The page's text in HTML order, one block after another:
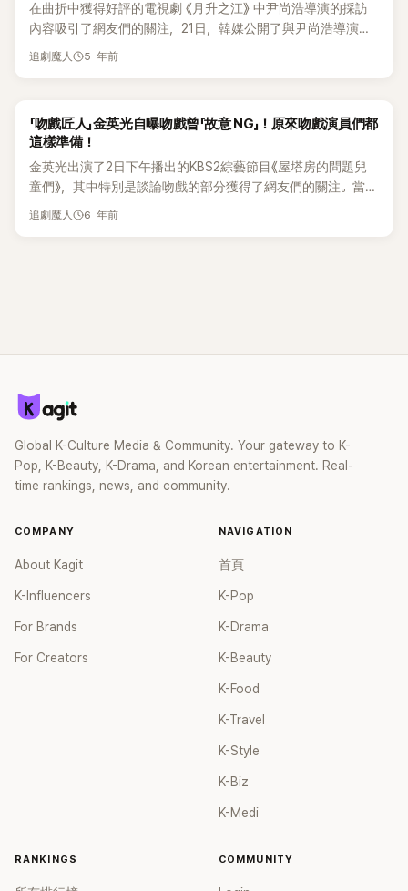
在本月25日播出的最後一集中落下了帷幕，期待兩位演員接下
來的活動啦～！
束腰款 千萬不要覺得自己肚子肉肉太多，選One Piece時就選
寬鬆款，反而會讓你看起來像孕婦，如果有小肚子的女生選
One Piece時反而要選這種束腰款，但記住一定要選高腰，腰
上的短款。如果是高個子女生可以選這種長到腳踝的長度，背
後的蝴蝶結也充滿了少女感。#傘型小洋裝 小隻女生，摩登少
女特別推薦這種傘型的泡泡袖小洋裝，～整體乾淨清純的感
覺，真的就是可可愛愛的小仙女啊（推）！如果想要露出鎖骨
線條，領口處可以選這種正方形的，剛好可以露出鎖骨的小性
找到穿搭靈感了嗎？
在曲折中獲得好評的電視劇 《月升之江》 中尹尚浩導演的採訪
內容吸引了網友們的關注，21日，韓媒公開了與尹尚浩導演的
採訪內容，提到當演員金志洙因校暴爭議下車時，該劇已經完
演表示，他盡最大努力快速應對，在一天內重新選定了演員。
他說：「現在不是什麼都要追究的情況，我很清楚這一點。」尹
尚浩導演對再次拍攝的金所炫演員、爽快地接下角色的羅人友
演員，以及一起拍攝到最後的工作人員們表示感謝。尹導演
說：「把金所炫演員已經拍好的東西和與其他演員重拍、重新編
之情。導演表示：「觀眾們對作品傾注的愛，對於像我們這樣製
爲這部戲奇蹟般地復活了， 是一個比電視劇更像電視劇的過
程， 《月升之江》似乎會成爲最珍貴的作品。」於20日劇終的
KBS月火劇《月升之江》最終以8.3%的收視率落幕，從首播到最
好評。
追劇魔人 5 年前
「吻戲匠人」金英光自曝吻戲曾「故意 NG」！原來吻戲演員們都
這樣準備！
金英光出演了2日下午播出的KBS2綜藝節目《屋塔房的問題兒
童們》，其中特別是談論吻戲的部分獲得了網友們的關注。當
天，對於：「演員柳演錫爲了擺脫吻戲的尷尬，在拍攝現場準備
殊的朴寶英拍攝吻戲時有沒有趣事的小插曲提問，金英光和朴
不是很困難？」 對此，他回答說在拍攝電影《婚禮的那一天》，當
時吻戲是躺著的時候拍的，引起了粉絲們的討論。
追劇魔人 6 年前
Global K-Culture Media & Community. Your gateway to K-
Pop, K-Beauty, K-Drama, and Korean entertainment. Real-
time rankings, news, and community.
COMPANY
About Kagit
K-Influencers
For Brands
For Creators
NAVIGATION
首頁
K-Pop
K-Drama
K-Beauty
K-Food
K-Travel
K-Style
K-Biz
K-Medi
RANKINGS COMMUNITY